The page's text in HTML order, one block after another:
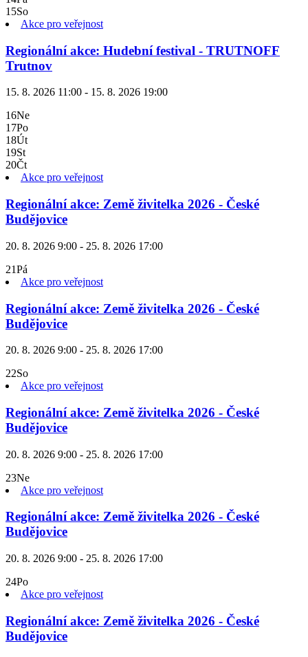
15So
Akce pro veřejnost
Regionální akce: Hudební festival - TRUTNOFF
Trutnov
15. 8. 2026 11:00 - 15. 8. 2026 19:00
16Ne
17Po
18Út
19St
20Čt
Akce pro veřejnost
Regionální akce: Země živitelka 2026 - České
Budějovice
20. 8. 2026 9:00 - 25. 8. 2026 17:00
21Pá
Akce pro veřejnost
Regionální akce: Země živitelka 2026 - České
Budějovice
20. 8. 2026 9:00 - 25. 8. 2026 17:00
22So
Akce pro veřejnost
Regionální akce: Země živitelka 2026 - České
Budějovice
20. 8. 2026 9:00 - 25. 8. 2026 17:00
23Ne
Akce pro veřejnost
Regionální akce: Země živitelka 2026 - České
Budějovice
20. 8. 2026 9:00 - 25. 8. 2026 17:00
24Po
Akce pro veřejnost
Regionální akce: Země živitelka 2026 - České
Budějovice